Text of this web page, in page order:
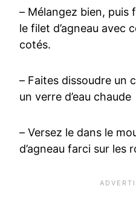
– Mélangez bien,
le filet d’agneau avec
cotés.
– Faites dissoudre un
un verre d’eau chaude
– Versez le dans le
d’agneau farci sur les